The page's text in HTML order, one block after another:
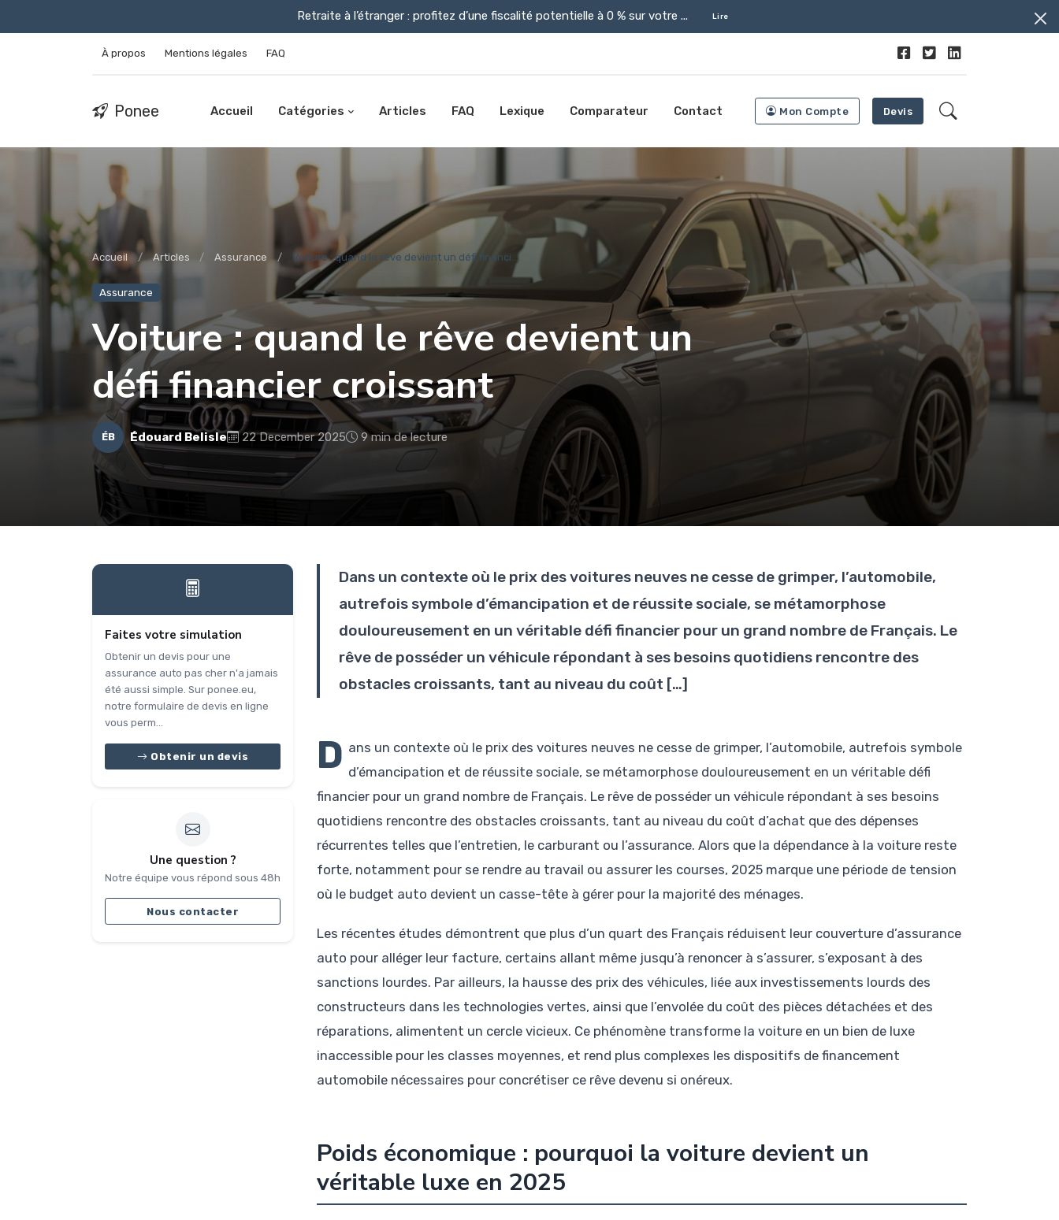
Retraite à l’étranger : profitez d’une fiscalité potentielle à 0 % sur votre ... Lire
À propos Mentions légales FAQ
Ponee Accueil Catégories Articles FAQ Lexique Comparateur Contact Mon Compte Devis
Accueil Articles Assurance Voiture : quand le rêve devient un défi financi...
Assurance
Voiture : quand le rêve devient un
défi financier croissant
ÉB Édouard Belisle 22 December 2025 9 min de lecture
Faites votre simulation
Obtenir un devis pour une
assurance auto pas cher n'a jamais
été aussi simple. Sur ponee.eu,
notre formulaire de devis en ligne
vous perm...
Obtenir un devis
Une question ?
Notre équipe vous répond sous 48h
Nous contacter
Dans un contexte où le prix des voitures neuves ne cesse de grimper, l’automobile,
autrefois symbole d’émancipation et de réussite sociale, se métamorphose
douloureusement en un véritable défi financier pour un grand nombre de Français. Le
rêve de posséder un véhicule répondant à ses besoins quotidiens rencontre des
obstacles croissants, tant au niveau du coût […]
D ans un contexte où le prix des voitures neuves ne cesse de grimper, l’automobile, autrefois symbole
d’émancipation et de réussite sociale, se métamorphose douloureusement en un véritable défi
financier pour un grand nombre de Français. Le rêve de posséder un véhicule répondant à ses besoins
quotidiens rencontre des obstacles croissants, tant au niveau du coût d’achat que des dépenses
récurrentes telles que l’entretien, le carburant ou l’assurance. Alors que la dépendance à la voiture reste
forte, notamment pour se rendre au travail ou assurer les courses, 2025 marque une période de tension
où le budget auto devient un casse-tête à gérer pour la majorité des ménages.
Les récentes études démontrent que plus d’un quart des Français réduisent leur couverture d’assurance
auto pour alléger leur facture, certains allant même jusqu’à renoncer à s’assurer, s’exposant à des
sanctions lourdes. Par ailleurs, la hausse des prix des véhicules, liée aux investissements lourds des
constructeurs dans les technologies vertes, ainsi que l’envolée du coût des pièces détachées et des
réparations, alimentent un cercle vicieux. Ce phénomène transforme la voiture en un bien de luxe
inaccessible pour les classes moyennes, et rend plus complexes les dispositifs de financement
automobile nécessaires pour concrétiser ce rêve devenu si onéreux.
Poids économique : pourquoi la voiture devient un
véritable luxe en 2025